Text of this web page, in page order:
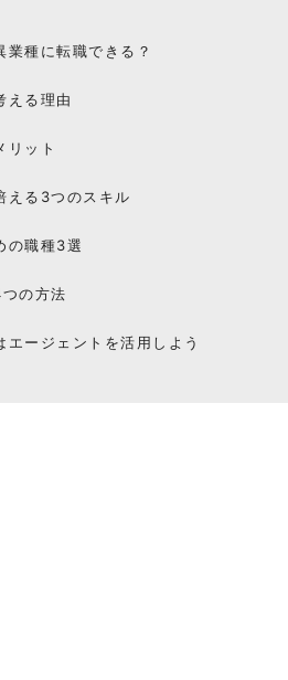
種に転職できる？
える理由
リット
える3つのスキル
の職種3選
の方法
ージェントを活用しよう